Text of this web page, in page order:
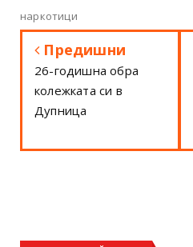
наркотици
Предишни
26-годишна обра
колежката си в
Дупница